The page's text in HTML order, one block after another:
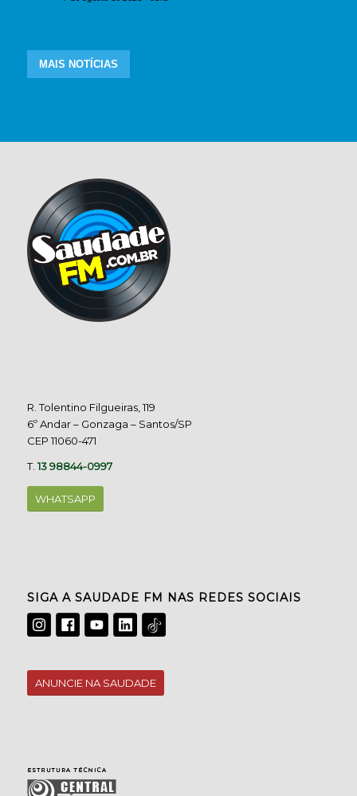
MAIS NOTÍCIAS
R. Tolentino Filgueiras, 119
6º Andar – Gonzaga – Santos/SP
CEP 11060-471
T.13 98844-0997
WHATSAPP
SIGA A SAUDADE FM NAS REDES SOCIAIS
ANUNCIE NA SAUDADE